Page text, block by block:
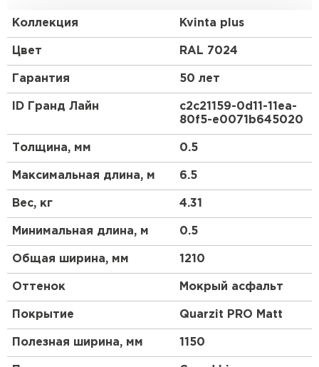
домиками.
Преимущества:
Геометрия волны и высота ступеньки 30 мм
повторяют профиль натуральной черепицы.
3D рез, повторяющий геометрию волны.
Коллекция Kvinta plus
Цвет RAL 7024
Гарантия 50 лет
ID Гранд Лайн
c2c21159-0d11-11ea-
80f5-e0071b645020
Толщина, мм 0.5
Максимальная длина, м 6.5
Вес, кг 4.31
Минимальная длина, м 0.5
Общая ширина, мм 1210
Оттенок Мокрый асфальт
Покрытие Quarzit PRO Matt
Полезная ширина, мм 1150